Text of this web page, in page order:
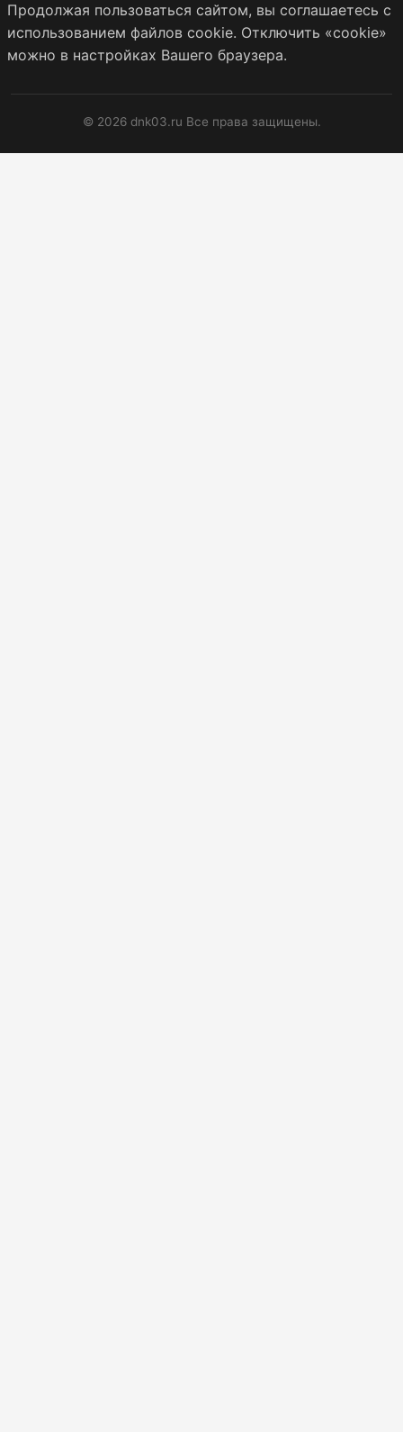
Продолжая пользоваться сайтом, вы соглашаетесь с
использованием файлов cookie. Отключить «cookie»
можно в настройках Вашего браузера.
© 2026 dnk03.ru Все права защищены.